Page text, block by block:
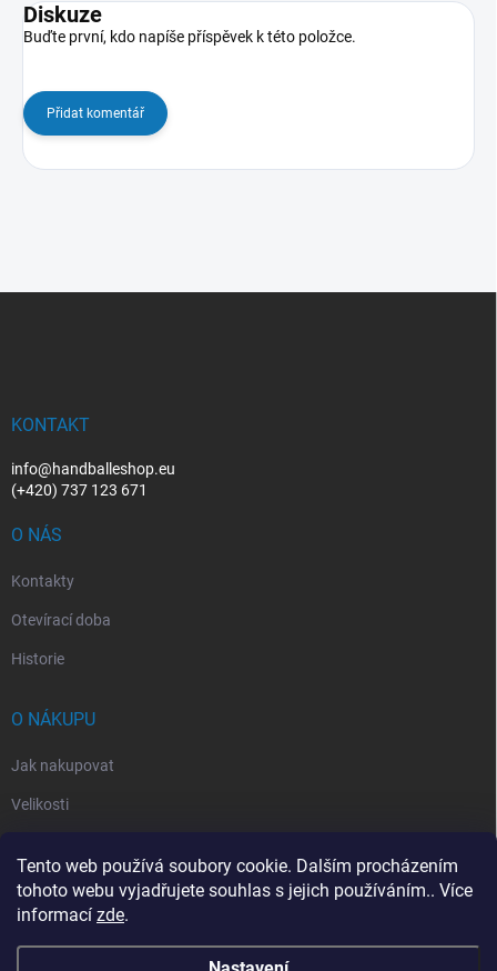
Tento web používá soubory cookie. Dalším procházením
tohoto webu vyjadřujete souhlas s jejich používáním.. Více
informací zde.
Diskuze
Buďte první, kdo napíše příspěvek k této položce.
Přidat komentář
KONTAKT
info@handballeshop.eu
(+420) 737 123 671
O NÁS
Kontakty
Otevírací doba
Historie
O NÁKUPU
Jak nakupovat
Velikosti
Vrácení, reklamace
Obchodní podmínky